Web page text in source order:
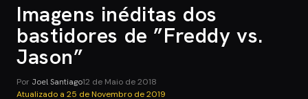
Imagens inéditas dos
bastidores de ”Freddy vs.
Jason”
Por Joel Santiago12 de Maio de 2018
Atualizado a 25 de Novembro de 2019